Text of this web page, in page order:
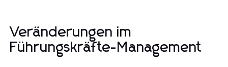
Veränderungen im
Führungskräfte-Management